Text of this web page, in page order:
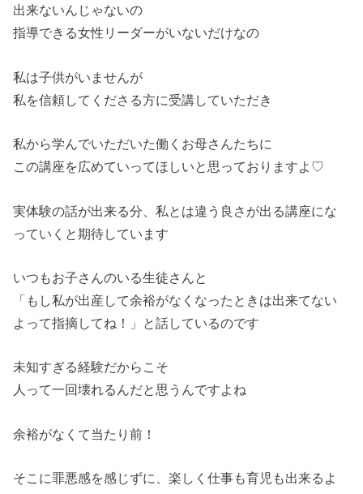
出来ないんじゃないの
指導できる女性リーダーがいないだけなの
私は子供がいませんが
私を信頼してくださる方に受講していただき
私から学んでいただいた働くお母さんたちに
この講座を広めていってほしいと思っておりますよ♡
実体験の話が出来る分、私とは違う良さが出る講座にな
っていくと期待しています
いつもお子さんのいる生徒さんと
「もし私が出産して余裕がなくなったときは出来てない
よって指摘してね！」と話しているのです
未知すぎる経験だからこそ
人って一回壊れるんだと思うんですよね
余裕がなくて当たり前！
そこに罪悪感を感じずに、楽しく仕事も育児も出来るよ